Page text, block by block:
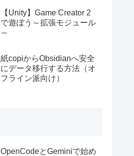
【Unity】Game Creator 2
で遊ぼう～拡張モジュール
～
紙copiからObsidianへ安全
にデータ移行する方法（オ
フライン派向け）
OpenCodeとGeminiで始め